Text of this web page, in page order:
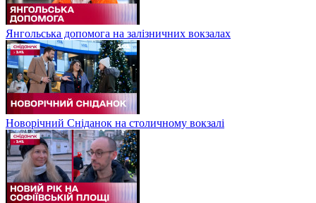
Янгольська допомога на залізничних вокзалах
Новорічний Сніданок на столичному вокзалі